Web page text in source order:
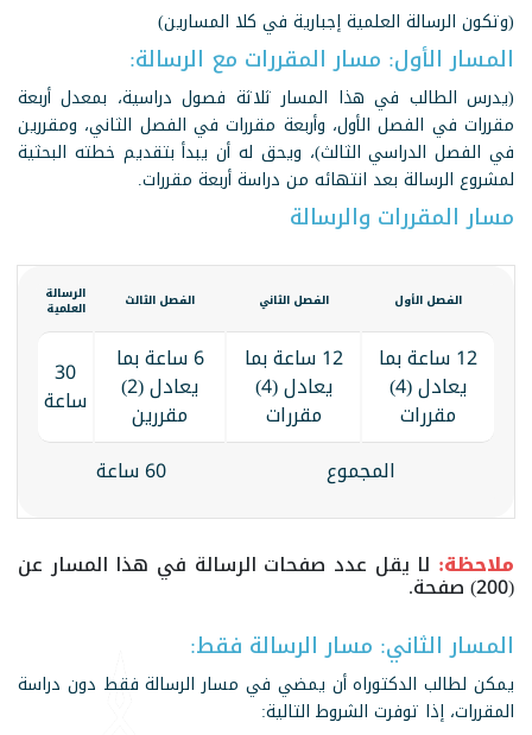
(وتكون الرسالة العلمية إجبارية في كلا المسارين)
المسار الأول: مسار المقررات مع الرسالة:
(يدرس الطالب في هذا المسار ثلاثة فصول دراسية، بمعدل أربعة
مقررات في الفصل الأول، وأربعة مقررات في الفصل الثاني، ومقررين
في الفصل الدراسي الثالث)، ويحق له أن يبدأ بتقديم خطته البحثية
لمشروع الرسالة بعد انتهائه من دراسة أربعة مقررات.
مسار المقررات والرسالة
الفصل الأول الفصل الثاني الفصل الثالث الرسالة
العلمية
12 ساعة بما
يعادل (4)
مقررات
12 ساعة بما
يعادل (4)
مقررات
6 ساعة بما
يعادل (2)
مقررين
30
ساعة
المجموع
60 ساعة
ملاحظة: لا يقل عدد صفحات الرسالة في هذا المسار عن
(200) صفحة.
المسار الثاني: مسار الرسالة فقط:
يمكن لطالب الدكتوراه أن يمضي في مسار الرسالة فقط دون دراسة
المقررات، إذا توفرت الشروط التالية: